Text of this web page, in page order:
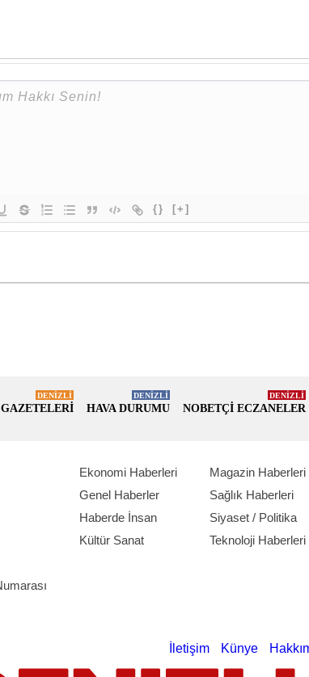
{} [+]
GAZETELERİ
DENİZLİ
HAVA DURUMU
DENİZLİ
NOBETÇİ ECZANELER
DENİZLİ
Ekonomi Haberleri
Genel Haberler
Haberde İnsan
Kültür Sanat
Magazin Haberleri
Sağlık Haberleri
Siyaset / Politika
Teknoloji Haberleri
İletişim Künye